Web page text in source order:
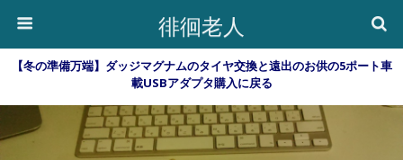
徘徊老人
【冬の準備万端】ダッジマグナムのタイヤ交換と遠出のお供の5ポート車
載USBアダプタ購入に戻る